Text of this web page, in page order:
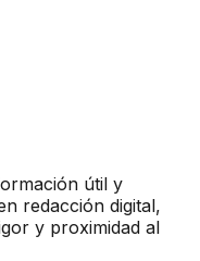
útil y
redacción digital,
y proximidad al